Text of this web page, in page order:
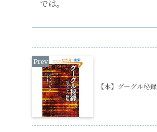
では。
【本】グーグル秘録